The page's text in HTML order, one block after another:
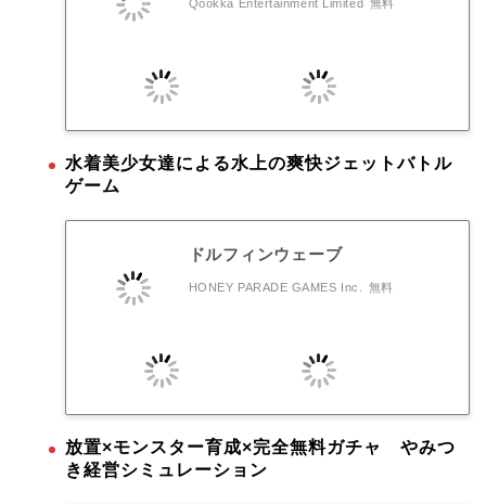
Qookka Entertainment Limited 無料
水着美少女達による水上の爽快ジェットバトル
ゲーム
ドルフィンウェーブ
HONEY PARADE GAMES Inc. 無料
放置×モンスター育成×完全無料ガチャ やみつ
き経営シミュレーション